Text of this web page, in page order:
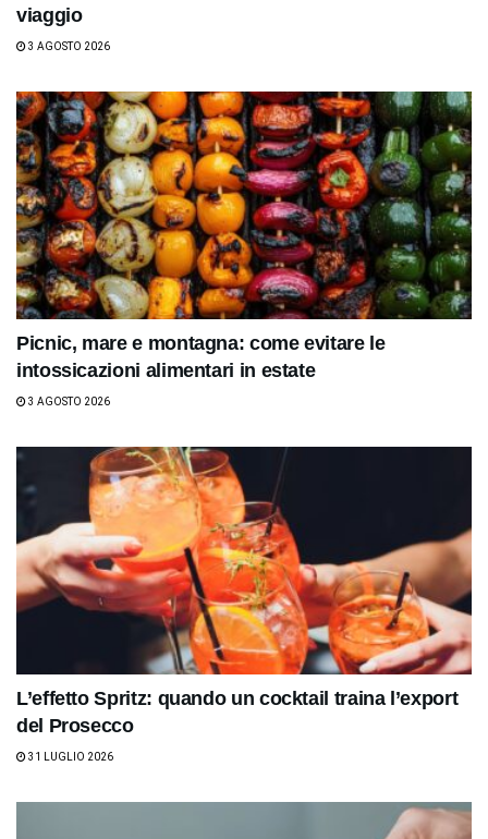
viaggio
3 AGOSTO 2026
Picnic, mare e montagna: come evitare le
intossicazioni alimentari in estate
3 AGOSTO 2026
L’effetto Spritz: quando un cocktail traina l’export
del Prosecco
31 LUGLIO 2026